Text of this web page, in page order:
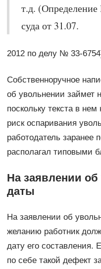
т.д. (Определение
суда от 31.07.
2012 по делу № 33-
Собственноручное
об увольнении займет
поскольку текста в
риск оспаривания
работодатель заранее
располагал типовыми
На заявлении
даты
На заявлении об
желанию работник
дату его составления.
по себе такой дефект